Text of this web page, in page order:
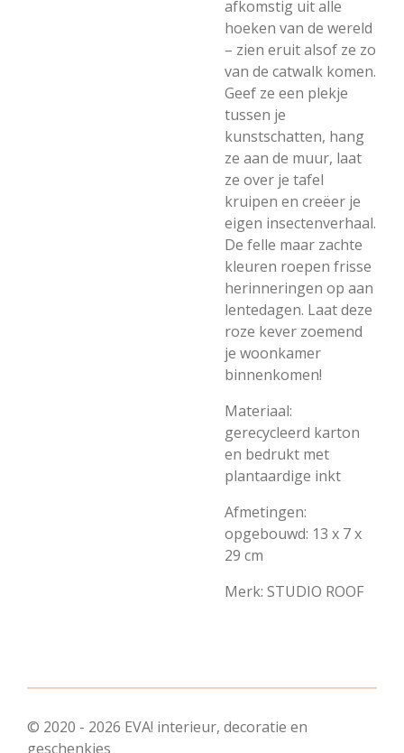
afkomstig uit alle
hoeken van de wereld
– zien eruit alsof ze zo
van de catwalk komen.
Geef ze een plekje
tussen je
kunstschatten, hang
ze aan de muur, laat
ze over je tafel
kruipen en creëer je
eigen insectenverhaal.
De felle maar zachte
kleuren roepen frisse
herinneringen op aan
lentedagen. Laat deze
roze kever zoemend
je woonkamer
binnenkomen!
Materiaal:
gerecycleerd karton
en bedrukt met
plantaardige inkt
Afmetingen:
opgebouwd: 13 x 7 x
29 cm
Merk: STUDIO ROOF
© 2020 - 2026 EVA! interieur, decoratie en
geschenkjes